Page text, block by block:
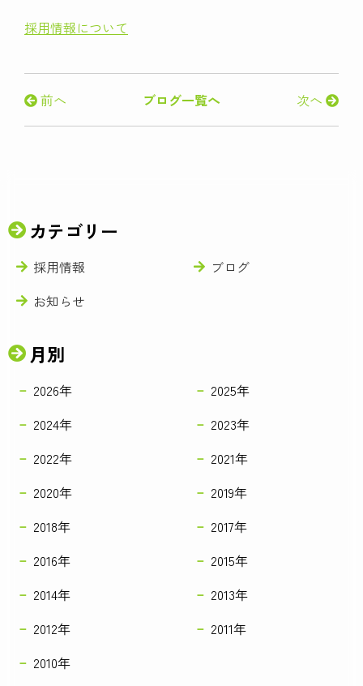
採用情報について
前へ 次へ
ブログ一覧へ
カテゴリー
採用情報
ブログ
お知らせ
月別
2026年
2025年
2024年
2023年
2022年
2021年
2020年
2019年
2018年
2017年
2016年
2015年
2014年
2013年
2012年
2011年
2010年